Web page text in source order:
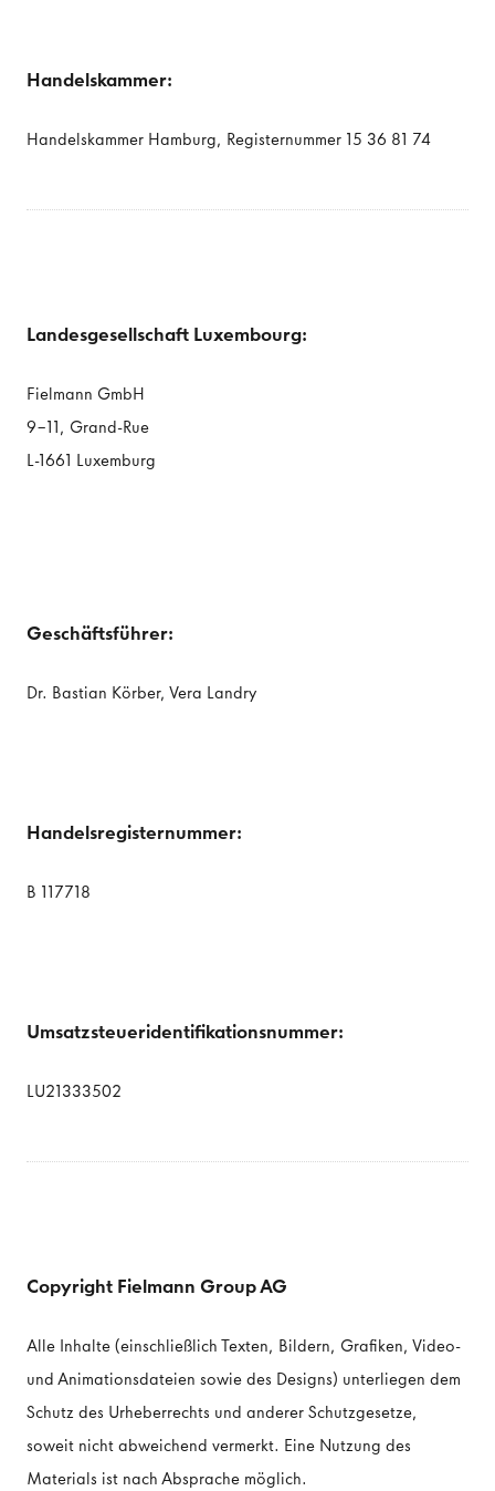
Handelskammer:
Handelskammer Hamburg, Registernummer 15 36 81 74
Landesgesellschaft Luxembourg:
Fielmann GmbH
9-11, Grand-Rue
L-1661 Luxemburg
Geschäftsführer:
Dr. Bastian Körber, Vera Landry
Handelsregisternummer:
B 117718
Umsatzsteueridentifikationsnummer:
LU21333502
Copyright Fielmann Group AG
Alle Inhalte (einschließlich Texten, Bildern, Grafiken, Video-
und Animationsdateien sowie des Designs) unterliegen dem
Schutz des Urheberrechts und anderer Schutzgesetze,
soweit nicht abweichend vermerkt. Eine Nutzung des
Materials ist nach Absprache möglich.